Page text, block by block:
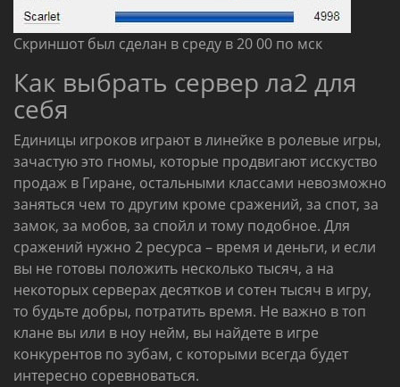
Скриншот был сделан в среду в 20 00 по мск
Как выбрать сервер ла2 для
себя
Единицы игроков играют в линейке в ролевые игры,
зачастую это гномы, которые продвигают исскуство
продаж в Гиране, остальными классами невозможно
заняться чем то другим кроме сражений, за спот, за
замок, за мобов, за спойл и тому подобное. Для
сражений нужно 2 ресурса – время и деньги, и если
вы не готовы положить несколько тысяч, а на
некоторых серверах десятков и сотен тысяч в игру,
то будьте добры, потратить время. Не важно в топ
клане вы или в ноу нейм, вы найдете в игре
конкурентов по зубам, с которыми всегда будет
интересно соревноваться.